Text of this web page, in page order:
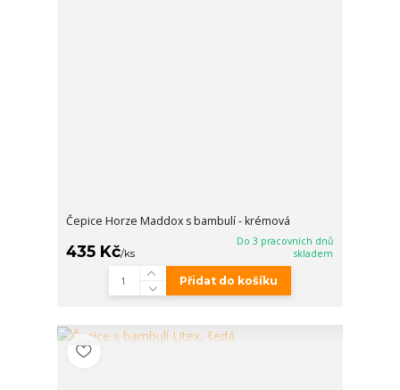
Čepice Horze Maddox s bambulí - krémová
435 Kč/ks
Do 3 pracovních dnů
skladem
Přidat do košíku